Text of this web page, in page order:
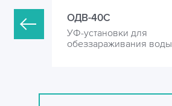
ОДВ-40С
УФ-установки для
обеззараживания воды